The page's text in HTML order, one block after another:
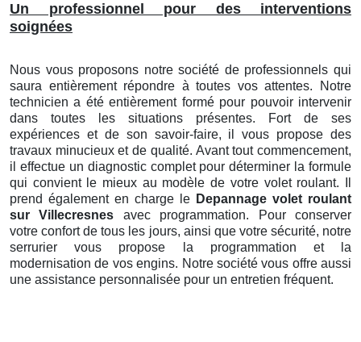
Un professionnel pour des interventions
soignées
Nous vous proposons notre société de professionnels qui
saura entièrement répondre à toutes vos attentes. Notre
technicien a été entièrement formé pour pouvoir intervenir
dans toutes les situations présentes. Fort de ses
expériences et de son savoir-faire, il vous propose des
travaux minucieux et de qualité. Avant tout commencement,
il effectue un diagnostic complet pour déterminer la formule
qui convient le mieux au modèle de votre volet roulant. Il
prend également en charge le Depannage volet roulant
sur Villecresnes avec programmation. Pour conserver
votre confort de tous les jours, ainsi que votre sécurité, notre
serrurier vous propose la programmation et la
modernisation de vos engins. Notre société vous offre aussi
une assistance personnalisée pour un entretien fréquent.